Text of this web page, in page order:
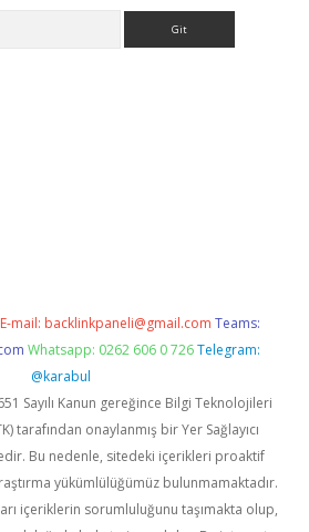
E-mail: backlinkpaneli@gmail.com Teams:
Whatsapp: 0262 606 0 726 Telegram:
@karabul
Sayılı Kanun gereğince Bilgi Teknolojileri
tarafından onaylanmış bir Yer Sağlayıcı
Bu nedenle, sitedeki içerikleri proaktif
yükümlülüğümüz bulunmamaktadır.
içeriklerin sorumluluğunu taşımakta olup,